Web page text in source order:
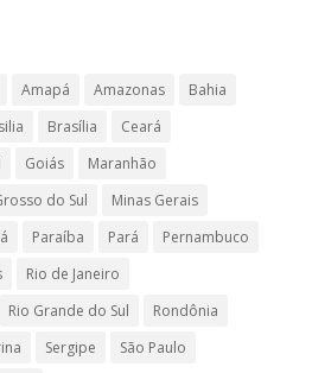
Amapá Amazonas
Bahia
Brasília
Ceará
Goiás
Maranhão
do Sul
Minas Gerais
Paraíba Pará
Pernambuco
Rio de Janeiro
Rio Grande do Sul
Rondônia
Sergipe
São Paulo